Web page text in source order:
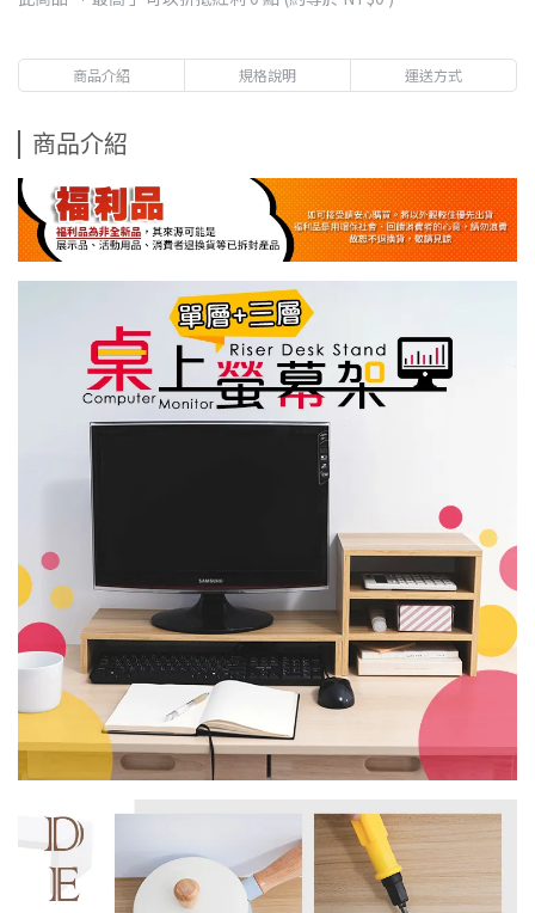
商品介紹 規格說明 運送方式
商品介紹